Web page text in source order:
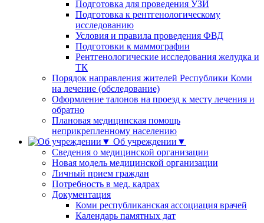
Подготовка для проведения УЗИ
Подготовка к рентгенологическому
исследованию
Условия и правила проведения ФВД
Подготовки к маммографии
Рентгенологические исследования желудка и
ТК
Порядок направления жителей Республики Коми
на лечение (обследование)
Оформление талонов на проезд к месту лечения и
обратно
Плановая медицинская помощь
неприкрепленному населению
Об учреждении▼
Сведения о медицинской организации
Новая модель медицинской организации
Личный прием граждан
Потребность в мед. кадрах
Документация
Коми республиканская ассоциация врачей
Календарь памятных дат